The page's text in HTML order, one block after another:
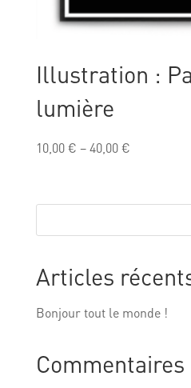
Illustration :
lumière
10,00€ –40,00€
Articles
Bonjour tout le monde !